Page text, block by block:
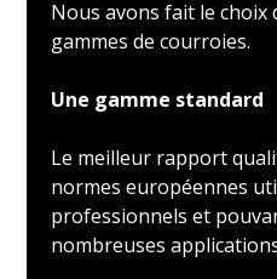
Nous avons fait le
gammes de courroies.
Une gamme standard
Le meilleur rapport
normes européennes
professionnels et
nombreuses